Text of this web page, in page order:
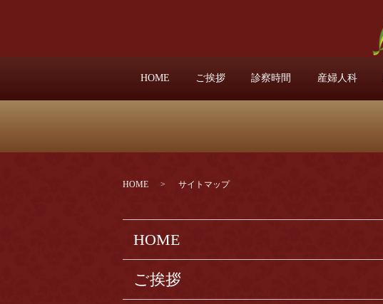
HOME ご挨拶 診察時間 産婦人科
HOME サイトマップ
HOME
ご挨拶